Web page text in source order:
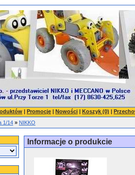
| Promocje | Nowości | Koszyk (0) |
1/14 » NIKKO
Informacje o produkcie